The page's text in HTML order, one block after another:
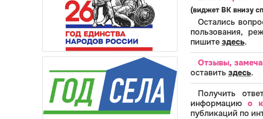
(виджет ВК внизу
Остались
пользования,
пишитездесь.
Отзывы,
оставить здесь.
Получить
информациюо
публикаций по